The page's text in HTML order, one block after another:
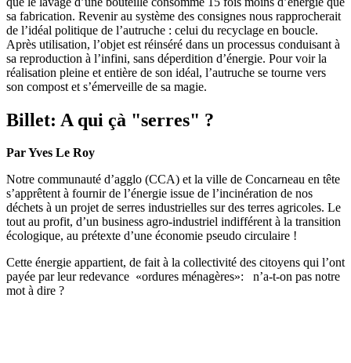
sa fabrication. Revenir au système des consignes nous rapprocherait
de l’idéal politique de l’autruche : celui du recyclage en boucle.
Après utilisation, l’objet est réinséré dans un processus conduisant à
sa reproduction à l’infini, sans déperdition d’énergie. Pour voir la
réalisation pleine et entière de son idéal, l’autruche se tourne vers
son compost et s’émerveille de sa magie.
Billet: A qui çà "serres" ?
Par Yves Le Roy
Notre communauté d’agglo (CCA) et la ville de Concarneau en tête
s’apprêtent à fournir de l’énergie issue de l’incinération de nos
déchets à un projet de serres industrielles sur des terres agricoles. Le
tout au profit, d’un business agro-industriel indifférent à la transition
écologique, au prétexte d’une économie pseudo circulaire !
Cette énergie appartient, de fait à la collectivité des citoyens qui l’ont
payée par leur redevance «ordures ménagères»:
n’a-t-on pas notre
mot à dire ?